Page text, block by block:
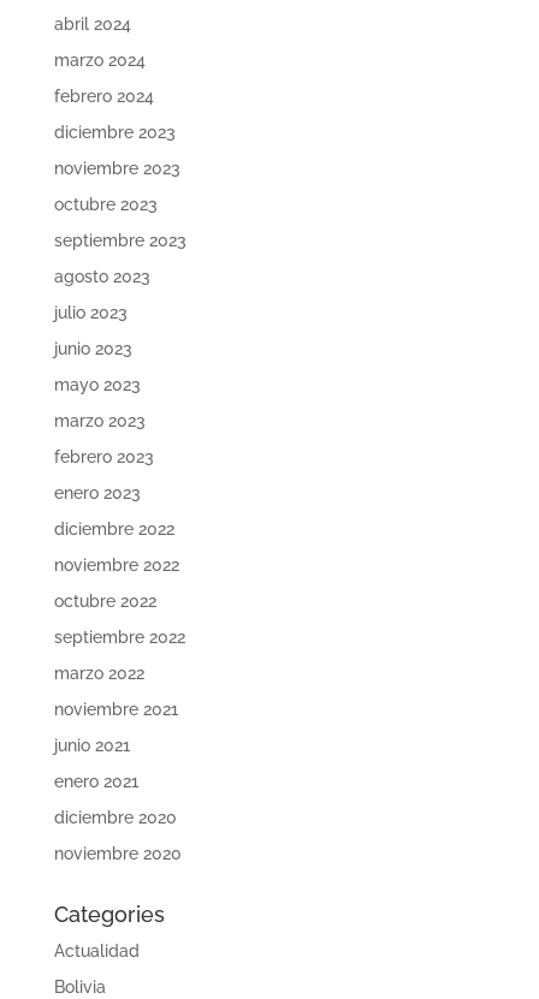
abril 2024
marzo 2024
febrero 2024
diciembre 2023
noviembre 2023
octubre 2023
septiembre 2023
agosto 2023
julio 2023
junio 2023
mayo 2023
marzo 2023
febrero 2023
enero 2023
diciembre 2022
noviembre 2022
octubre 2022
septiembre 2022
marzo 2022
noviembre 2021
junio 2021
enero 2021
diciembre 2020
noviembre 2020
Categories
Actualidad
Bolivia